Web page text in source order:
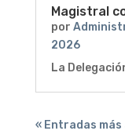
Magistral
por
2026
La
« Entradas